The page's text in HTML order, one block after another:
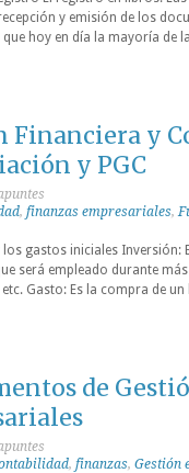
y emisión de los
hoy en día la mayoría de
Financiera y
y PGC
, finanzas empresariales,
los gastos iniciales Inversión:
será empleado durante
Gasto: Es la compra de
de
, finanzas, Gestión